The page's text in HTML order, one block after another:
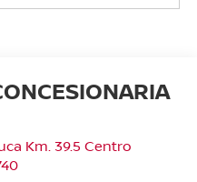
Km. 39.5 Centro